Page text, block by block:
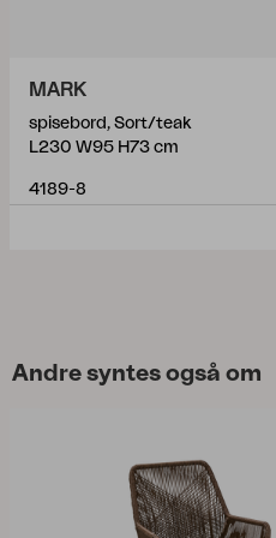
MARK
spisebord, Sort/teak
L230 W95 H73 cm
4189-8
Andre syntes også om